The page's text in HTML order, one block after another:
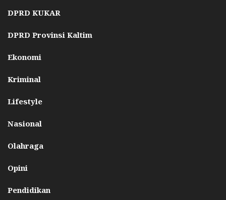
DPRD KUKAR
DPRD Provinsi Kaltim
Ekonomi
Kriminal
Lifestyle
Nasional
Olahraga
Opini
Pendidikan